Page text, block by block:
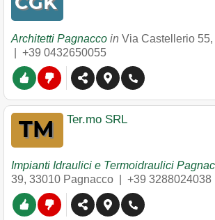
Architetti Pagnacco in Via Castellerio 55,
+39 0432650055
Ter.mo SRL
Impianti Idraulici e Termoidraulici
39, 33010 Pagnacco +39 3288024038